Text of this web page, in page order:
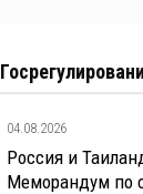
04.08.2026
Россия и
Меморандум по